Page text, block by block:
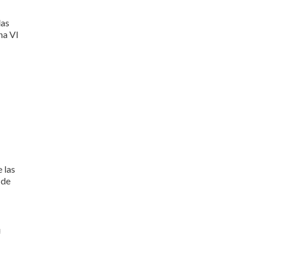
VI
las